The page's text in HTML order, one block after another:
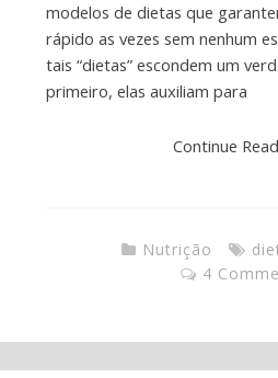
modelos de dietas que
rápido as vezes sem nenhum
tais “dietas” escondem um
primeiro, elas auxiliam para
Continue
Nutrição
4